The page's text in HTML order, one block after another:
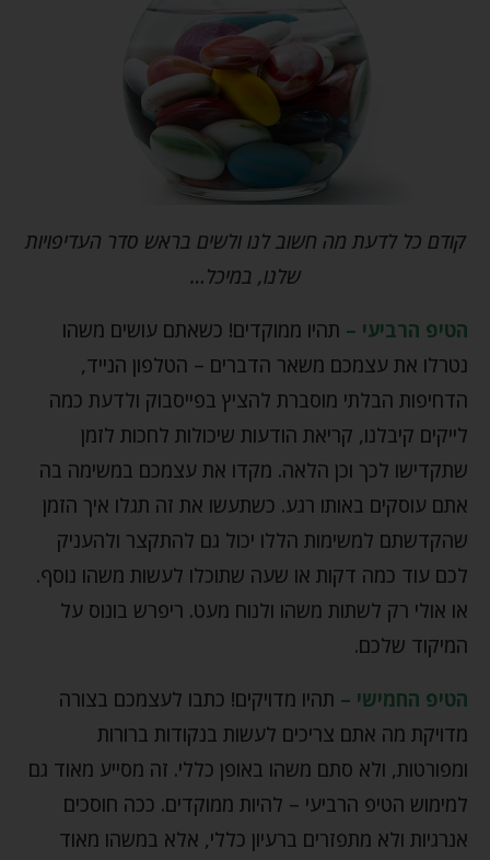
קודם כל לדעת מה חשוב לנו ולשים בראש סדר העדיפויות
שלנו, במיכל…
הטיפ הרביעי – תהיו ממוקדים! כשאתם עושים משהו
נטרלו את עצמכם משאר הדברים – הטלפון הנייד,
הדחיפות הבלתי מוסברת להציץ בפייסבוק ולדעת כמה
לייקים קיבלנו, קריאת הודעות שיכולות לחכות לזמן
שתקדישו לכך וכן הלאה. מקדו את עצמכם במשימה בה
אתם עוסקים באותו רגע. כשתעשו את זה תגלו איך הזמן
שהקדשתם למשימות הללו יכול גם להתקצר ולהעניק
לכם עוד כמה דקות או שעה שתוכלו לעשות משהו נוסף.
או אולי רק לשתות משהו ולנוח מעט. ריפרש בונוס על
המיקוד שלכם.
הטיפ החמישי – תהיו מדויקים! כתבו לעצמכם בצורה
מדויקת מה אתם צריכים לעשות בנקודות ברורות
ומפורטות, ולא סתם משהו באופן כללי. זה מסייע מאוד גם
למימוש הטיפ הרביעי – להיות ממוקדים. ככה חוסכים
אנרגיות ולא מתפזרים ברעיון כללי, אלא במשהו מאוד